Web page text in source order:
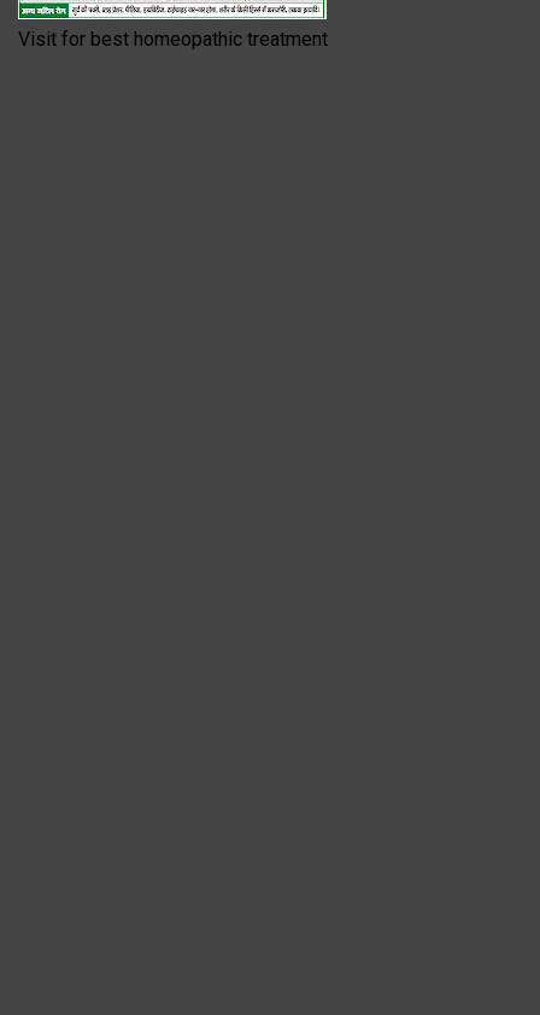
Visit for best homeopathic treatment